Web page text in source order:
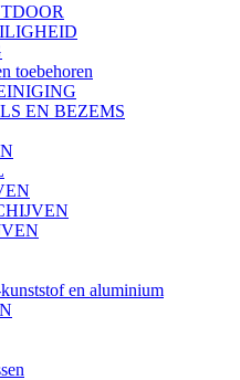
toebehoren
EN BEZEMS
en aluminium